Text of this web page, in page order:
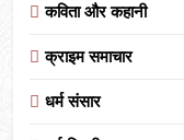
कविता और कहानी
क्राइम समाचार
धर्म संसार